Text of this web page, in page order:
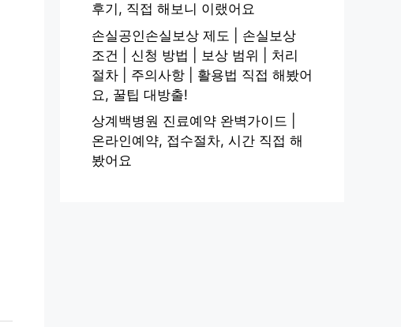
후기, 직접 해보니 이랬어요
손실공인손실보상 제도 | 손실보상
조건 | 신청 방법 | 보상 범위 | 처리
절차 | 주의사항 | 활용법 직접 해봤어
요, 꿀팁 대방출!
상계백병원 진료예약 완벽가이드 |
온라인예약, 접수절차, 시간 직접 해
봤어요